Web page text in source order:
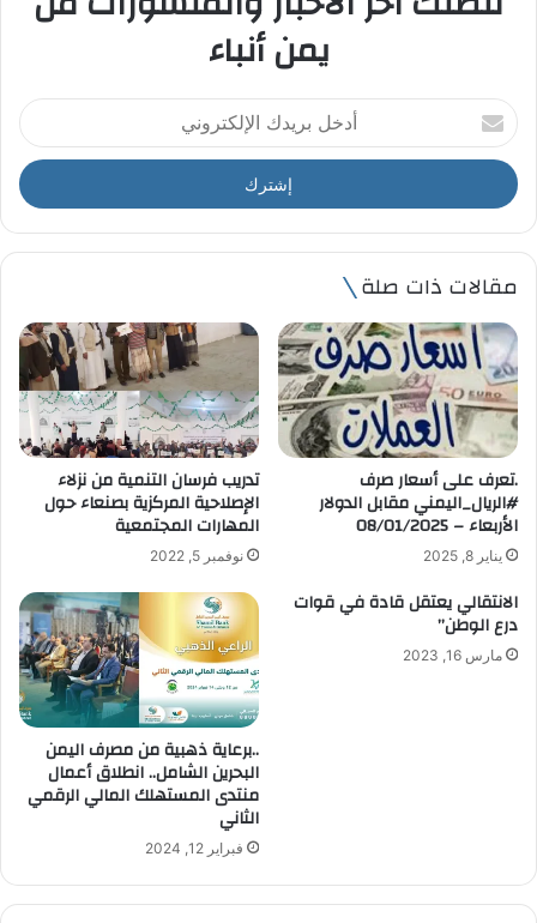
يمن أنباء
أ
د
خ
ل
ر
د
ا
ل
إ
ل
ك
ر
و
ي
مقالات ذات صلة
.تعرف على أسعار صرف
#الريال_اليمني مقابل الدولار
الأربعاء – 08/01/2025
يناير 8, 2025
تدريب فرسان التنمية من نزلاء
الإصلاحية المركزية بصنعاء حول
المهارات المجتمعية
نوفمبر 5, 2022
الانتقالي يعتقل قادة في قوات
درع الوطن”
مارس 16, 2023
..برعاية ذهبية من مصرف اليمن
البحرين الشامل.. انطلاق أعمال
منتدى المستهلك المالي الرقمي
الثاني
فبراير 12, 2024